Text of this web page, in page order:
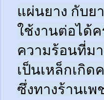
แผ่นยาง กับย
ใช้งานต่อได้
ความร้อนที่ม
เป็นเหล็กเกิด
ซึ่งทางร้านเ